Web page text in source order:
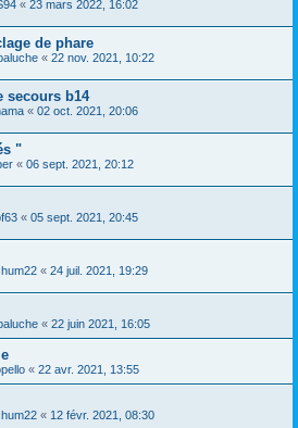
« 23 mars 2022, 16:02
de phare
« 22 nov. 2021, 10:22
secours b14
« 02 oct. 2021, 20:06
"
« 06 sept. 2021, 20:12
« 05 sept. 2021, 20:45
« 24 juil. 2021, 19:29
« 22 juin 2021, 16:05
« 22 avr. 2021, 13:55
« 12 févr. 2021, 08:30